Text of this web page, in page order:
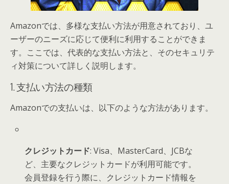
Amazonでは、多様な支払い方法が用意されており、ユ
ーザーのニーズに応じて便利に利用することができま
す。ここでは、代表的な支払い方法と、そのセキュリテ
ィ対策について詳しく説明します。
1. 支払い方法の種類
Amazonでの支払いは、以下のような方法があります。
クレジットカード: Visa、MasterCard、JCBな
ど、主要なクレジットカードが利用可能です。
会員登録を行う際に、クレジットカード情報を